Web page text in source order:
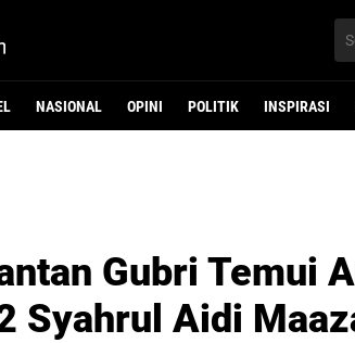
NASIONAL OPINI POLITIK INSPIRASI
Gubri Temui
Syahrul Aidi